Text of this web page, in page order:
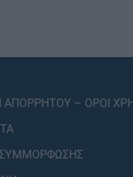
ΑΠΟΡΡΗΤΟΥ – ΟΡΟΙ